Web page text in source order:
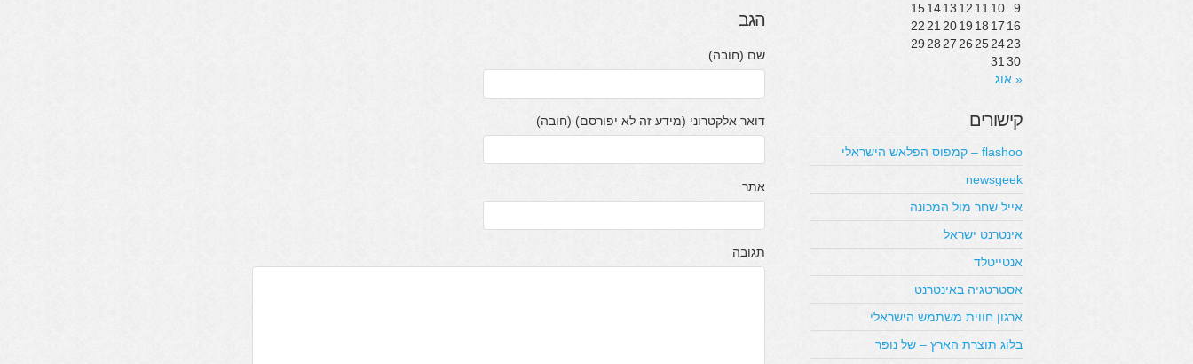
הגב
שם (חובה)
דואר אלקטרוני (מידע זה לא יפורסם) (חובה)
אתר
תגובה
9
10
11
12
13
14
15
16
17
18
19
20
21
22
23
24
25
26
27
28
29
30
31
« אוג
קישורים
flashoo – קמפוס הפלאש הישראלי
newsgeek
אייל שחר מול המכונה
אינטרנט ישראל
אנטייטלד
אסטרטגיה באינטרנט
ארגון חווית משתמש הישראלי
בלוג תוצרת הארץ – של נופר